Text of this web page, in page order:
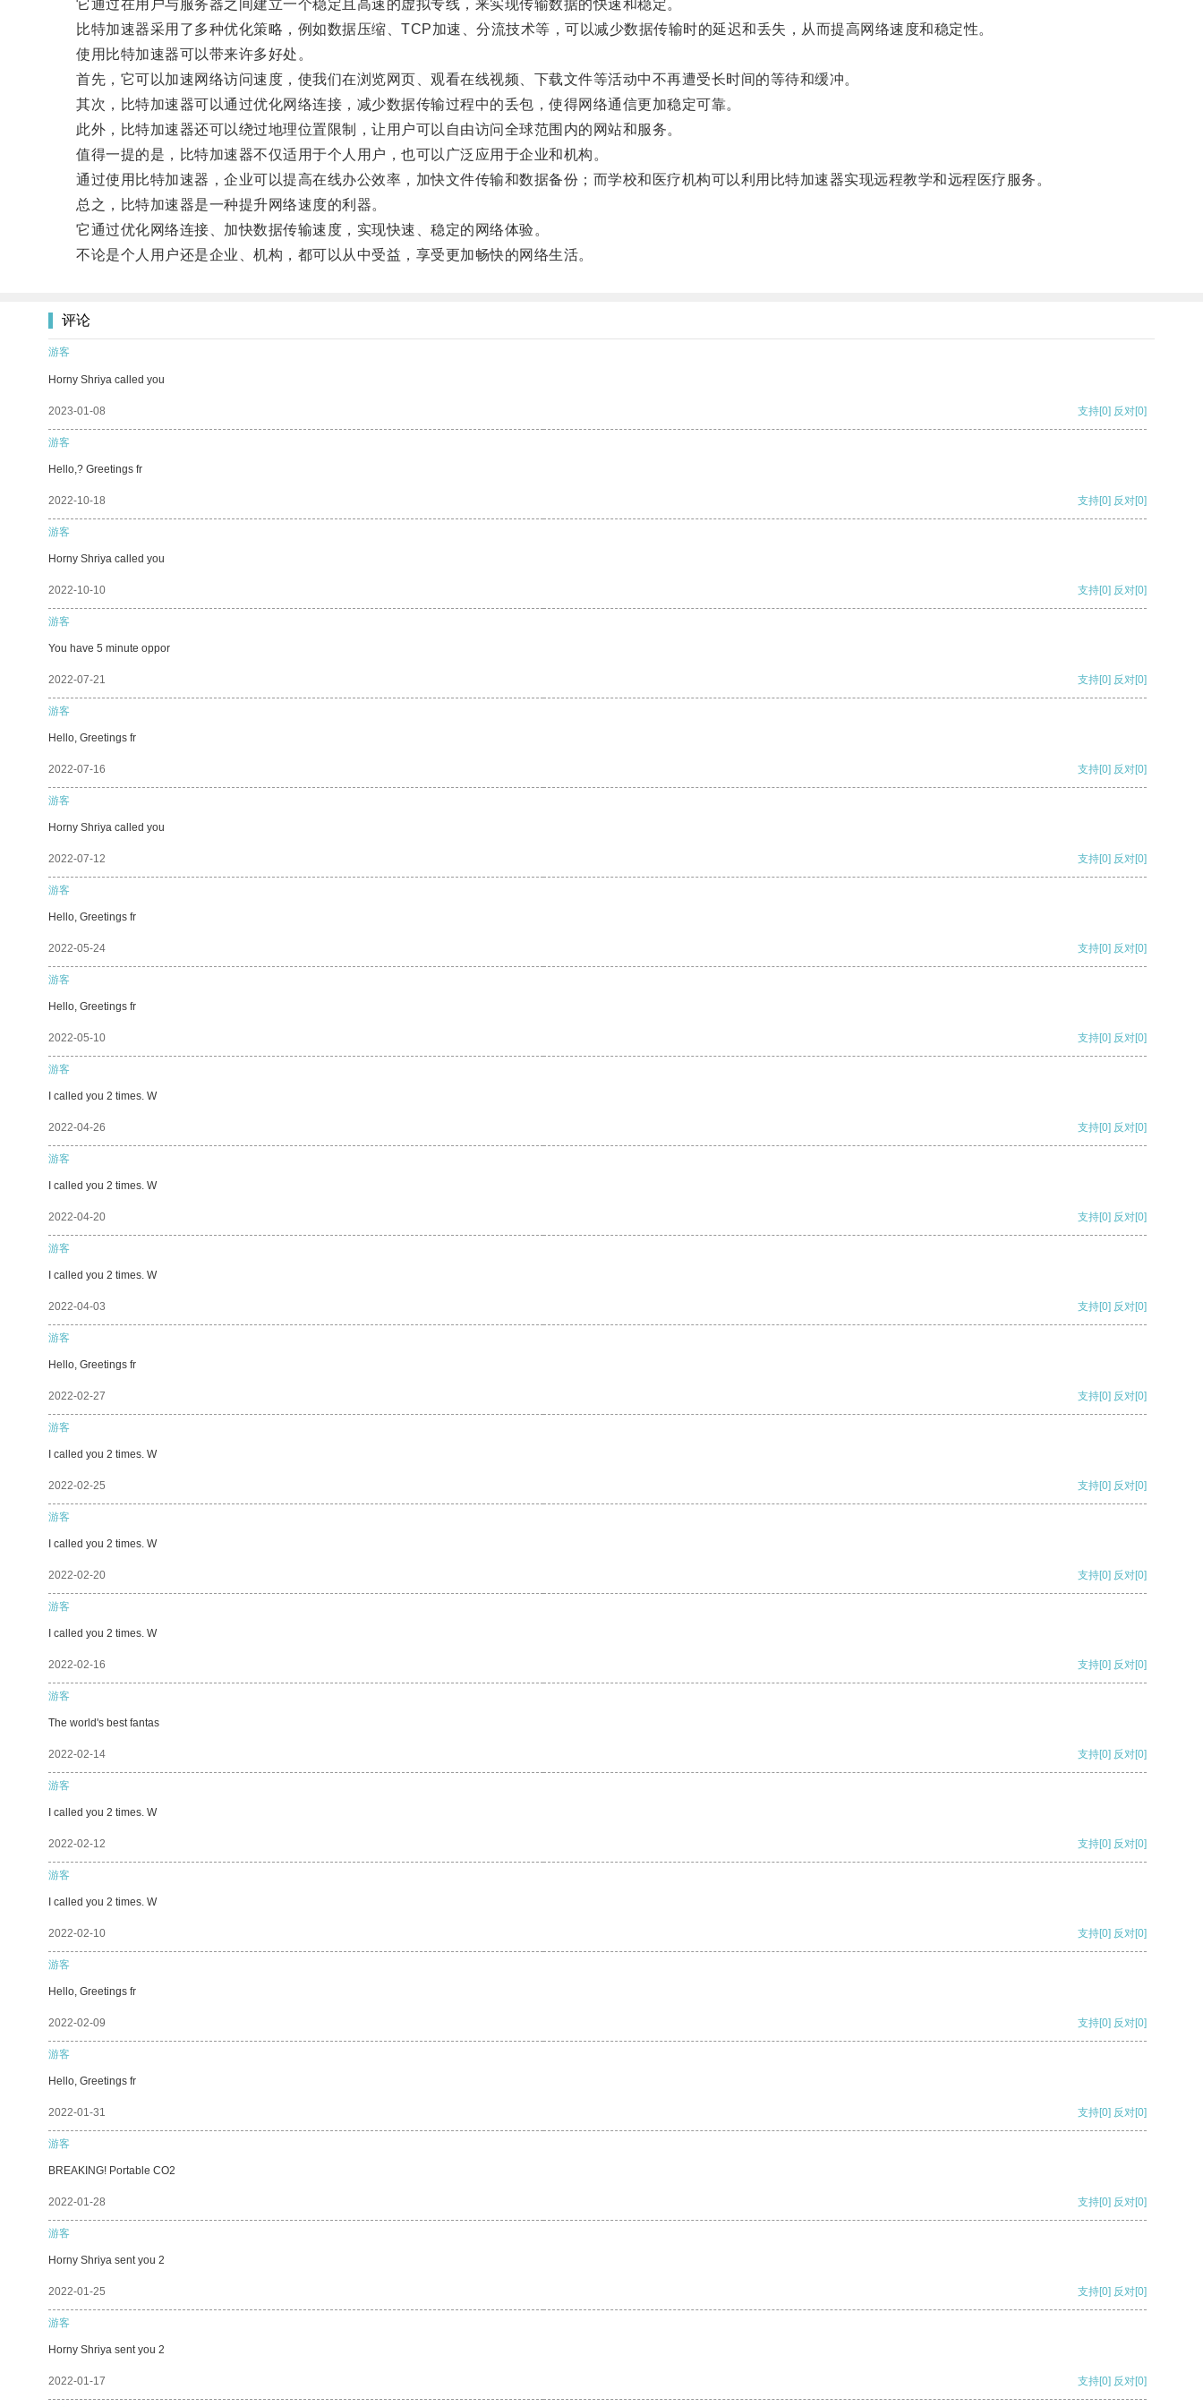
它通过在用户与服务器之间建立一个稳定且高速的虚拟专线，来实现传输数据的快速和稳定。
比特加速器采用了多种优化策略，例如数据压缩、TCP加速、分流技术等，可以减少数据传输时的延迟和丢失，从而提高网络速度和稳定性。
使用比特加速器可以带来许多好处。
首先，它可以加速网络访问速度，使我们在浏览网页、观看在线视频、下载文件等活动中不再遭受长时间的等待和缓冲。
其次，比特加速器可以通过优化网络连接，减少数据传输过程中的丢包，使得网络通信更加稳定可靠。
此外，比特加速器还可以绕过地理位置限制，让用户可以自由访问全球范围内的网站和服务。
值得一提的是，比特加速器不仅适用于个人用户，也可以广泛应用于企业和机构。
通过使用比特加速器，企业可以提高在线办公效率，加快文件传输和数据备份；而学校和医疗机构可以利用比特加速器实现远程教学和远程医疗服务。
总之，比特加速器是一种提升网络速度的利器。
它通过优化网络连接、加快数据传输速度，实现快速、稳定的网络体验。
不论是个人用户还是企业、机构，都可以从中受益，享受更加畅快的网络生活。
评论
游客
Horny Shriya called you
2023-01-08 支持[0] 反对[0]
游客
Hello,? Greetings fr
2022-10-18 支持[0] 反对[0]
游客
Horny Shriya called you
2022-10-10 支持[0] 反对[0]
游客
You have 5 minute oppor
2022-07-21 支持[0] 反对[0]
游客
Hello, Greetings fr
2022-07-16 支持[0] 反对[0]
游客
Horny Shriya called you
2022-07-12 支持[0] 反对[0]
游客
Hello, Greetings fr
2022-05-24 支持[0] 反对[0]
游客
Hello, Greetings fr
2022-05-10 支持[0] 反对[0]
游客
I called you 2 times. W
2022-04-26 支持[0] 反对[0]
游客
I called you 2 times. W
2022-04-20 支持[0] 反对[0]
游客
I called you 2 times. W
2022-04-03 支持[0] 反对[0]
游客
Hello, Greetings fr
2022-02-27 支持[0] 反对[0]
游客
I called you 2 times. W
2022-02-25 支持[0] 反对[0]
游客
I called you 2 times. W
2022-02-20 支持[0] 反对[0]
游客
I called you 2 times. W
2022-02-16 支持[0] 反对[0]
游客
The world's best fantas
2022-02-14 支持[0] 反对[0]
游客
I called you 2 times. W
2022-02-12 支持[0] 反对[0]
游客
I called you 2 times. W
2022-02-10 支持[0] 反对[0]
游客
Hello, Greetings fr
2022-02-09 支持[0] 反对[0]
游客
Hello, Greetings fr
2022-01-31 支持[0] 反对[0]
游客
BREAKING! Portable CO2
2022-01-28 支持[0] 反对[0]
游客
Horny Shriya sent you 2
2022-01-25 支持[0] 反对[0]
游客
Horny Shriya sent you 2
2022-01-17 支持[0] 反对[0]